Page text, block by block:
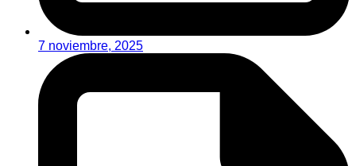
7 noviembre, 2025